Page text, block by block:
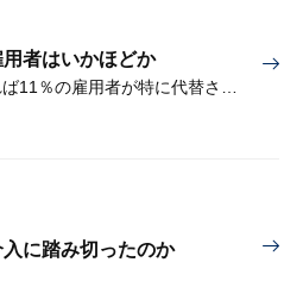
者はいかほどか
に踏み切ったのか